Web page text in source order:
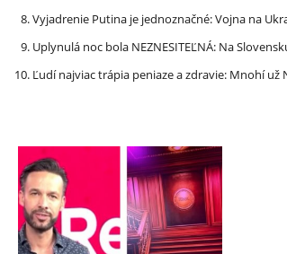
Vyjadrenie Putina je jednoznačné: Vojna na
Uplynulá noc bola NEZNESITEĽNÁ: Na
Ľudí najviac trápia peniaze a zdravie: Mnohí už